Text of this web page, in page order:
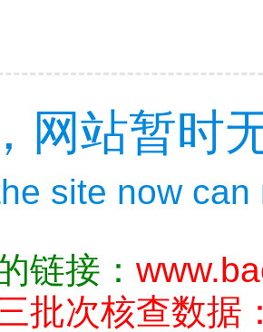
网站暂时
site now
链接：
批次核查数据